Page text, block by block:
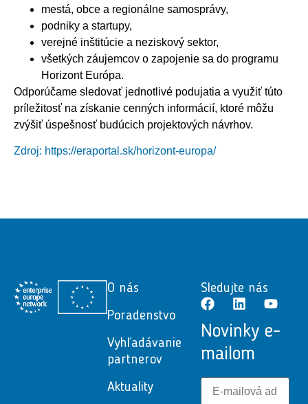
mestá, obce a regionálne samosprávy,
podniky a startupy,
verejné inštitúcie a neziskový sektor,
všetkých záujemcov o zapojenie sa do programu
Horizont Európa.
Odporúčame sledovať jednotlivé podujatia a využiť túto
príležitosť na získanie cenných informácií, ktoré môžu
zvýšiť úspešnosť budúcich projektových návrhov.
Zdroj: https://eraportal.sk/horizont-europa/
O nás
Poradenstvo
Vyhľadávanie
partnerov
Aktuality
Sledujte nás
Novinky e-
mailom